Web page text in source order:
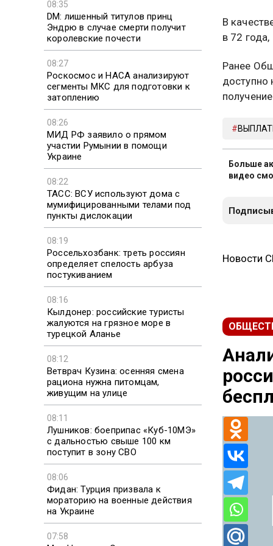
08:35
DM: лишенный титулов принц
Эндрю в случае смерти получит
королевские почести
08:27
Роскосмос и НАСА анализируют
сегменты МКС для подготовки к
затоплению
08:26
МИД РФ заявило о прямом
участии Румынии в помощи
Украине
08:22
ТАСС: ВСУ используют дома с
мумифицированными телами под
пункты дислокации
08:19
Россельхозбанк: треть россиян
определяет спелость арбуза
постукиванием
08:16
Кылдонер: российские туристы
жалуются на грязное море в
турецкой Аланье
08:12
Ветврач Кузина: осенняя смена
рациона нужна питомцам,
живущим на улице
08:11
Лушников: боеприпас «Куб-10МЭ»
с дальностью свыше 100 км
поступит в зону СВО
08:06
Фидан: Турция призвала к
мораторию на военные действия
на Украине
07:58
В
в 72
Ранее
доступно
Больше
видео
Новости